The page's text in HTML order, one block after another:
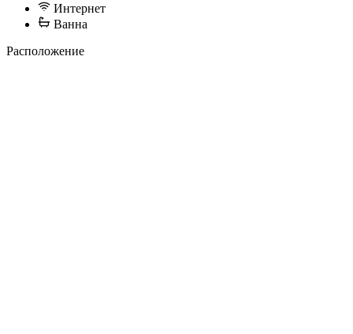
Интернет
Ванна
Расположение